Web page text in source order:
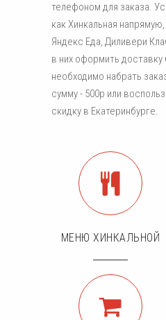
телефоном для заказа.
как Хинкальная
Яндекс Еда, Диливери
в них оформить доставку
необходимо набрать
сумму - 500р или
скидку в Екатеринбурге.
МЕНЮ ХИНКАЛЬНОЙ